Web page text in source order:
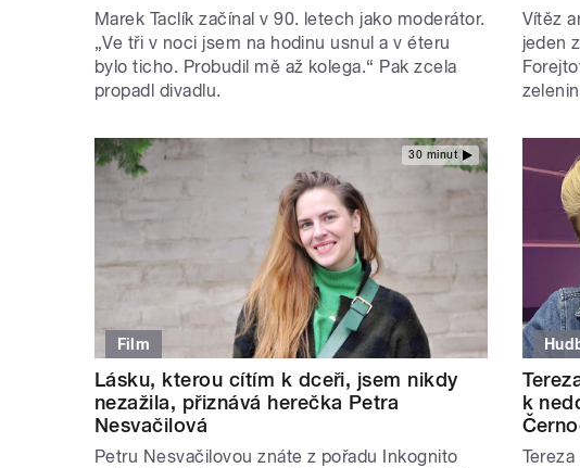
Marek Taclík začínal v 90. letech jako moderátor.
„Ve tři v noci jsem na hodinu usnul a v éteru
bylo ticho. Probudil mě až kolega.“ Pak zcela
propadl divadlu.
Vítěz
jeden
30 minut
Film
Lásku, kterou cítím k dceři, jsem nikdy
nezažila, přiznává herečka Petra
Nesvačilová
Petru Nesvačilovou znáte z pořadu Inkognito
k